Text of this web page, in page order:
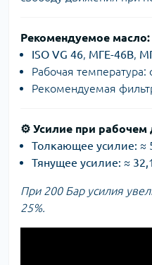
Рекомендуемое масло:
ISO VG 46, МГЕ-46В,
Рабочая температура:
Рекомендуемая
⚙️ Усилие при рабочем
Толкающее усилие: ≈
Тянущее усилие: ≈
При 200 Бар усилия
25%.